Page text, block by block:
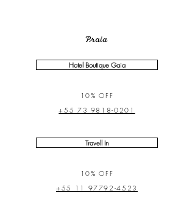
Praia
Hotel Boutique Gaia
10% OFF
+55 73 9818-0201
Travell In
10% OFF
+55 11 97792-4523